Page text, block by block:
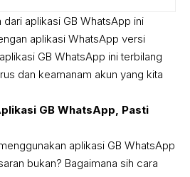
aplikasi GB WhatsApp ini
aplikasi WhatsApp versi
GB WhatsApp ini terbilang
dan keamanam akun yang kita
GB WhatsApp, Pasti
aplikasi GB WhatsApp
bukan? Bagaimana sih cara